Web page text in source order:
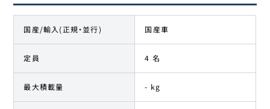
国産/輸入(正規・並行) 国産車
定員 4 名
最大積載量 - kg